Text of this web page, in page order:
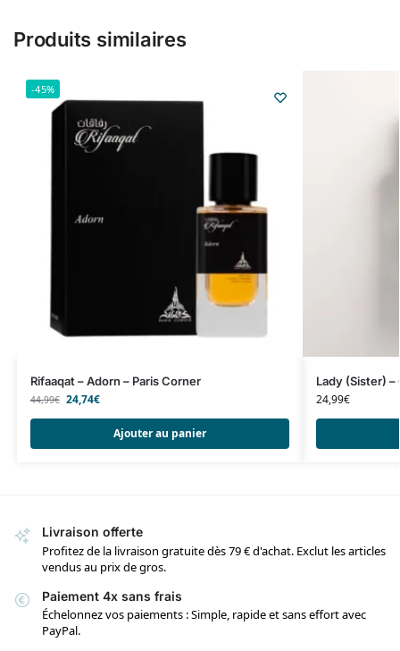
Produits similaires
-45%
Rifaaqat – Adorn – Paris Corner
44,99€ 24,74€
Ajouter au panier
Lady (Sister)
24,99€
Livraison offerte
Profitez de la livraison gratuite dès 79 € d'achat. Exclut les articles
vendus au prix de gros.
Paiement 4x sans frais
Échelonnez vos paiements : Simple, rapide et sans effort avec
PayPal.